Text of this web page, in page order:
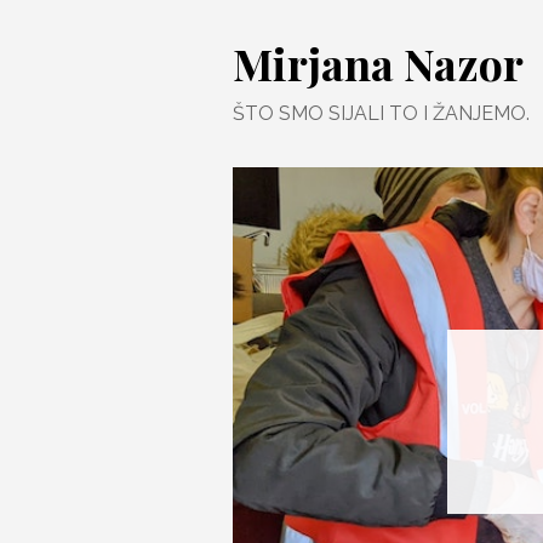
Mirjana Nazor
ŠTO SMO SIJALI TO I ŽANJEMO.